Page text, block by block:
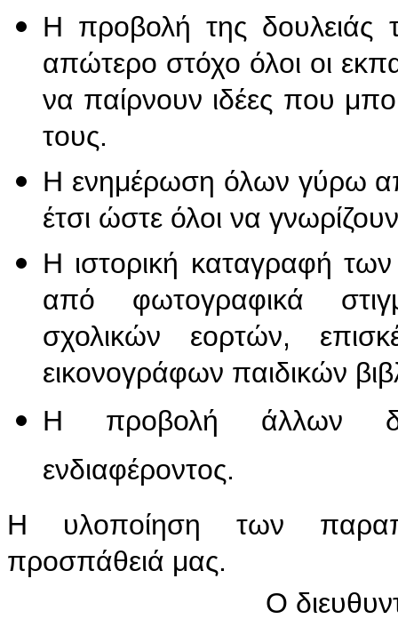
Η προβολή της δουλειάς
απώτερο στόχο όλοι οι
να παίρνουν ιδέες που
τους.
Η ενημέρωση όλων γύρω
έτσι ώστε όλοι να
Η ιστορική καταγραφή
από φωτογραφικά
σχολικών εορτών,
εικονογράφων παιδικών
Η προβολή άλλων
ενδιαφέροντος.
Η υλοποίηση των
προσπάθειά μας.
Ο